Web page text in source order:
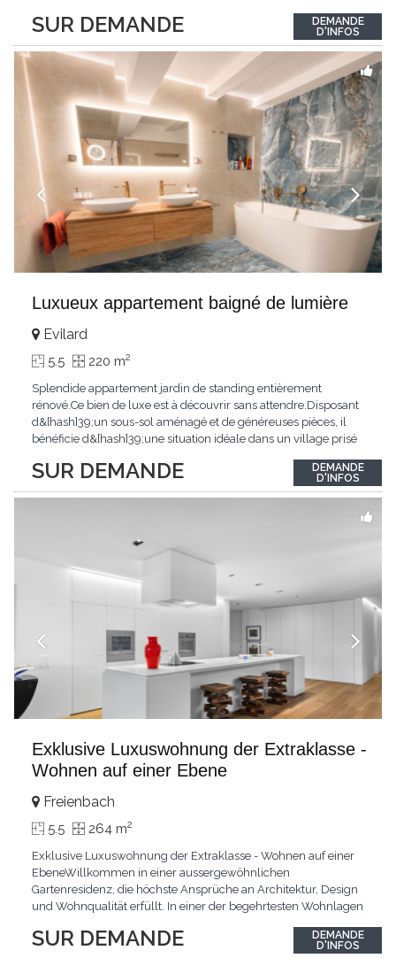
SUR DEMANDE
master suite, elegant reception areas, and a spacious terrace
overlooking a peaceful and green...
DEMANDE
D'INFOS
Luxueux appartement baigné de lumière
SUR DEMANDE
Evilard
5.5 220 m2
Splendide appartement jardin de standing entièrement
rénové.Ce bien de luxe est à découvrir sans attendre.Disposant
d&[hash]39;un sous-sol aménagé et de généreuses pièces, il
bénéficie d&[hash]39;une situation idéale dans un village prisé
luminosité hors du commun tout au long de la journée.Points
forts:4 grandes chambresUn...
DEMANDE
D'INFOS
Exklusive Luxuswohnung der Extraklasse -
Wohnen auf einer Ebene
SUR DEMANDE
Freienbach
5.5 264 m2
Exklusive Luxuswohnung der Extraklasse - Wohnen auf einer
EbeneWillkommen in einer aussergewöhnlichen
Gartenresidenz, die höchste Ansprüche an Architektur, Design
und Wohnqualität erfüllt. In einer der begehrtesten Wohnlagen
exklusives Zuhause mit über 230 m² Wohnfläche, dasDEMANDE
D'INFOS